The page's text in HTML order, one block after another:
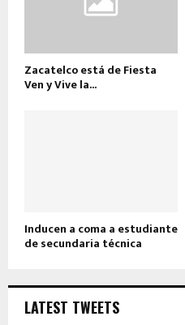
Zacatelco está de Fiesta
Ven y Vive la...
Inducen a coma a estudiante
de secundaria técnica
LATEST TWEETS